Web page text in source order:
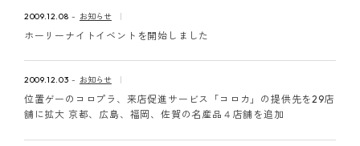
2009.12.08 お知らせ
ホーリーナイトイベントを開始しました
2009.12.03 お知らせ
位置ゲーのコロプラ、来店促進サービス「コロカ」の提供先を29店
舗に拡大 京都、広島、福岡、佐賀の名産品４店舗を追加